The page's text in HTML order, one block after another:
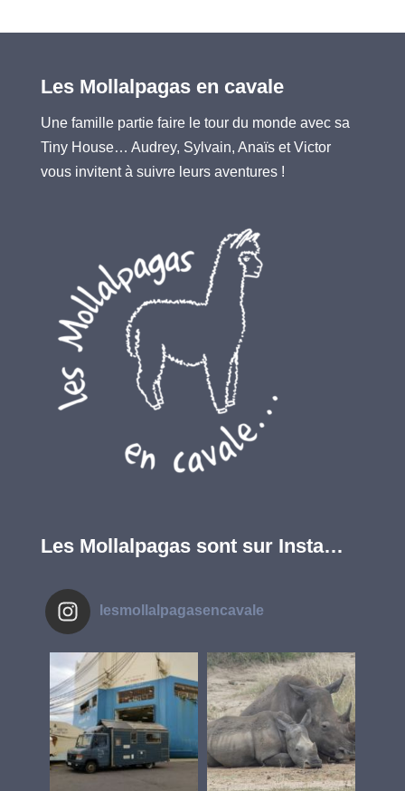
Les Mollalpagas en cavale
Une famille partie faire le tour du monde avec sa
Tiny House… Audrey, Sylvain, Anaïs et Victor
vous invitent à suivre leurs aventures !
Les Mollalpagas sont sur Insta…
lesmollalpagasencavale